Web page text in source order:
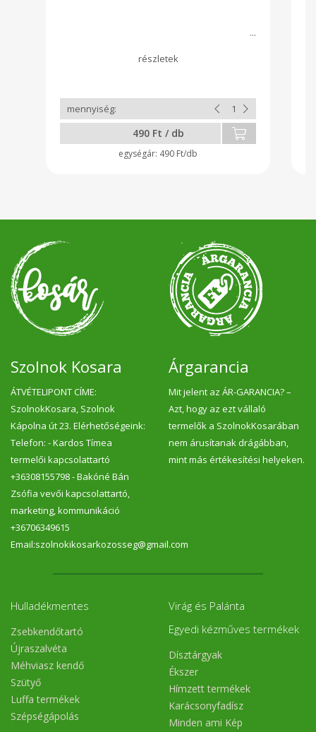
490 Ft / db
490 Ft/db
Szolnok Kosara
ÁTVÉTELIPONT CÍME:
SzolnokKosara, Szolnok
Kápolna út 23. Elérhetőségeink:
Telefon: - Kardos Tímea
termelői kapcsolattartó
+36308155798 - Bakóné Bán
Zsófia vevői kapcsolattartó,
marketing, kommunikáció
+36706349615
Email:szolnokikosarkozosseg@gmail.com
Árgarancia
Mit jelent az ÁR-GARANCIA? –
Azt, hogy az ezt vállaló
termelők a SzolnokKosarában
nem árusítanak drágábban,
mint más értékesítési helyeken.
Hulladékmentes
Zsebkendőtartó
Újraszalvéta
Méhviasz kendő
Szütyő
Luffa termékek
Szépségápolás
Virág és Palánta
Egyedi kézműves termékek
Dísztárgyak
Ékszer
Hímzett termékek
Karácsonyfadísz
Minden ami Kép